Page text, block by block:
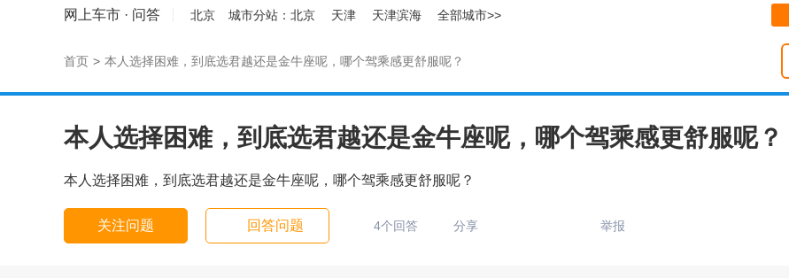
网上车市 · 问答 北京 城市分站： 北京 天津 天津滨海 全部城市>>
首页 > 本人选择困难，到底选君越还是金牛座呢，哪个驾乘感更舒服呢？
本人选择困难，到底选君越还是金牛座呢，哪个驾乘感更舒服呢？
本人选择困难，到底选君越还是金牛座呢，哪个驾乘感更舒服呢？
关注问题 回答问题 4个回答 分享 举报